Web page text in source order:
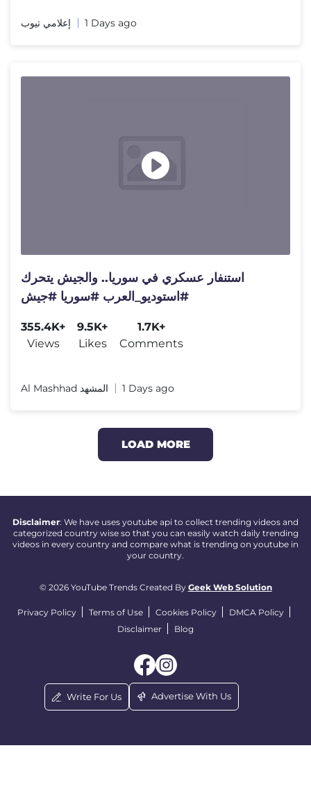
إعلامي تيوب 1 Days ago
استنفار عسكري في سوريا.. والجيش يتحرك
#استوديو_العرب #سوريا #جيش
355.4K+
Views
9.5K+
Likes
1.7K+
Comments
Al Mashhad المشهد 1 Days ago
LOAD MORE
Disclaimer: We have uses youtube api to collect trending videos and
categorized country wise so that you can easily watch daily trending
videos in every country and compare what is trending on youtube in
your country.
© 2026 YouTube Trends Created By Geek Web Solution
Privacy Policy Terms of Use Cookies Policy
DMCA Policy
Disclaimer
Blog
Write For Us Advertise With Us